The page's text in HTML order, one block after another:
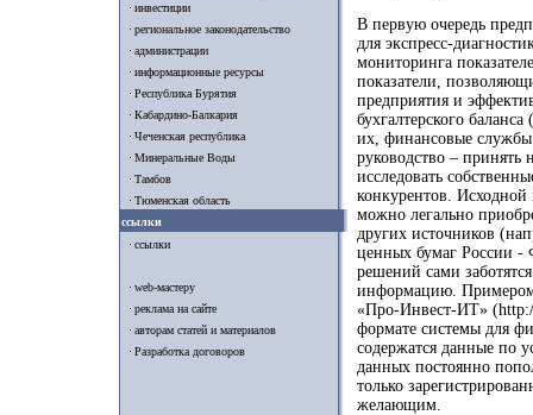
инвестиции
региональное законодательство
администрации
информационные ресурсы
Республика Бурятия
Кабардино-Балкария
Чеченская республика
Минеральные Воды
Тамбов
Тюменская область
ссылки
ссылки
web-мастеру
реклама на сайте
авторам статей и материалов
Разработка договоров
В первую очередь
для экспресс-
мониторинга
показатели,
предприятия и
бухгалтерского
их, финансовые службы
руководство –
исследовать
конкурентов.
можно легально
других источников
ценных бумаг России -
решений сами
информацию. Примером
«Про-Инвест-ИТ»
формате системы для
содержатся данные по
данных постоянно
только
желающим.